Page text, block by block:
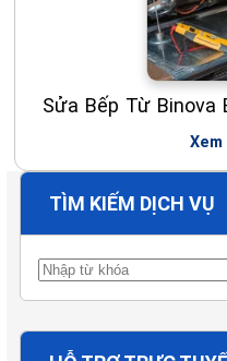
Sửa Bếp Từ Binova
TÌM KIẾM DỊCH VỤ